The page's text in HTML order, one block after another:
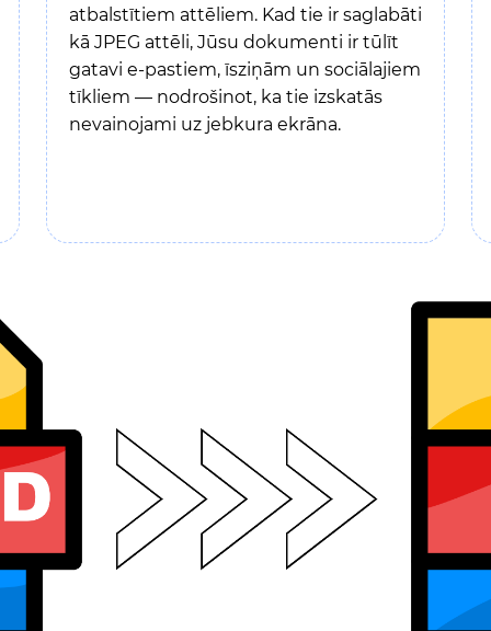
atbalstītiem attēliem. Kad tie ir saglabāti
kā JPEG attēli, Jūsu dokumenti ir tūlīt
gatavi e-pastiem, īsziņām un sociālajiem
tīkliem — nodrošinot, ka tie izskatās
nevainojami uz jebkura ekrāna.